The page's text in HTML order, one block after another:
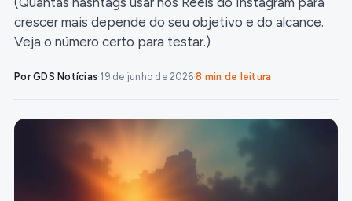
crescer mais depende do seu objetivo e do alcance.
Veja o número certo para testar.)
Por GDS Notícias·19 de junho de 2026·8 min de leitura